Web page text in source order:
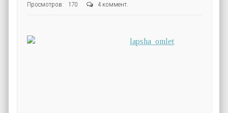
Просмотров: 170
4 коммент.